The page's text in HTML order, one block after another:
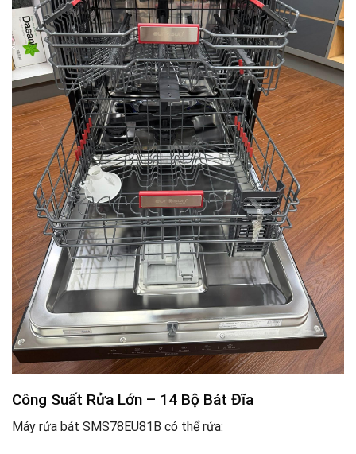
Công Suất Rửa Lớn – 14 Bộ Bát Đĩa
Máy rửa bát SMS78EU81B có thể rửa: